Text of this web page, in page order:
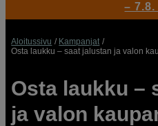
Aloitussivu
Kampanjat
Osta laukku – saat jalustan ja valon
Osta laukku –
ja valon
–